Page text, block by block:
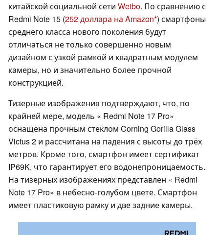
китайской социальной сети Weibo. По сравнению с
Redmi Note 15 (252 доллара на Amazon ) смартфоны
среднего класса нового поколения будут
отличаться не только совершенно новым
дизайном с узкой рамкой и квадратным модулем
камеры, но и значительно более прочной
конструкцией.
Тизерные изображения подтверждают, что, по
крайней мере, модель « Redmi Note 17 Pro»
оснащена прочным стеклом Corning Gorilla Glass
Victus 2 и рассчитана на падения с высоты до трёх
метров. Кроме того, смартфон имеет сертификат
IP69K, что гарантирует его водонепроницаемость.
На тизерных изображениях представлен « Redmi
Note 17 Pro» в небесно-голубом цвете. Смартфон
имеет пластиковую рамку и две задние камеры.